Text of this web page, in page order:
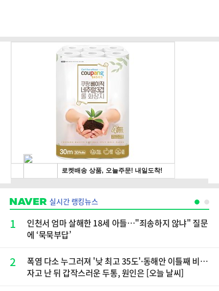
실시간 랭킹뉴스
1
인천서 엄마 살해한 18세 아들…"죄송하지 않냐" 질문
에 ‘묵묵부답’
2
폭염 다소 누그러져 '낮 최고 35도'·동해안 이틀째 비…
자고 난 뒤 갑작스러운 두통, 원인은 [오늘 날씨]